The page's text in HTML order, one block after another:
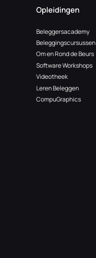
Opleidingen
Beleggersacademy
Beleggingscursussen
Om en Rond de Beurs
Software Workshops
Videotheek
Leren Beleggen
CompuGraphics